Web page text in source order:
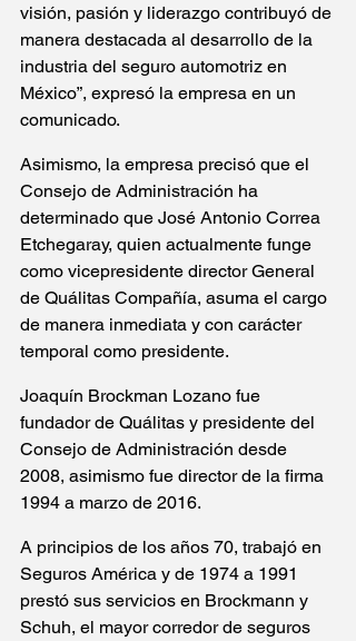
visión, pasión y liderazgo contribuyó de
manera destacada al desarrollo de la
industria del seguro automotriz en
México”, expresó la empresa en un
comunicado.
Asimismo, la empresa precisó que el
Consejo de Administración ha
determinado que José Antonio Correa
Etchegaray, quien actualmente funge
como vicepresidente director General
de Quálitas Compañía, asuma el cargo
de manera inmediata y con carácter
temporal como presidente.
Joaquín Brockman Lozano fue
fundador de Quálitas y presidente del
Consejo de Administración desde
2008, asimismo fue director de la firma
1994 a marzo de 2016.
A principios de los años 70, trabajó en
Seguros América y de 1974 a 1991
prestó sus servicios en Brockmann y
Schuh, el mayor corredor de seguros